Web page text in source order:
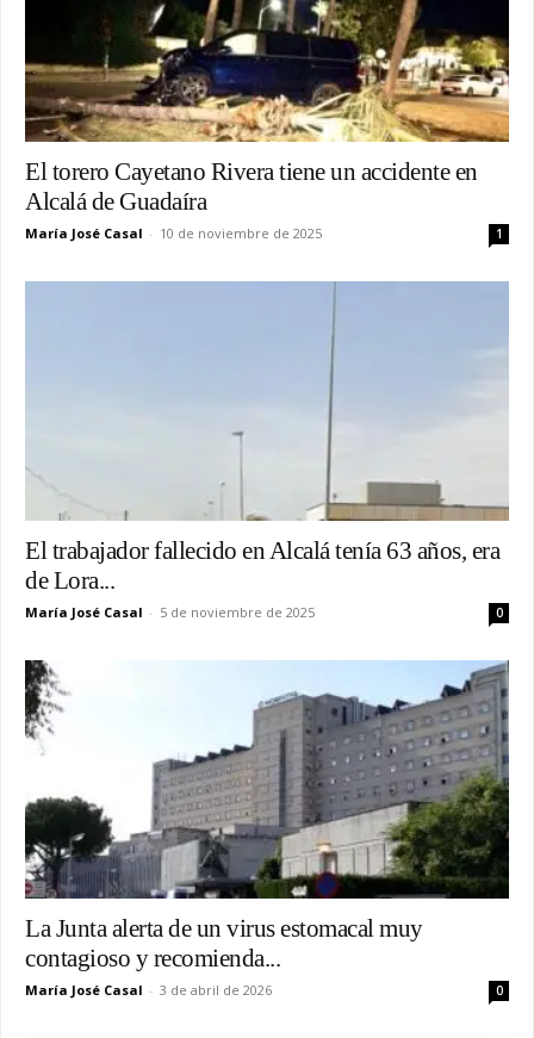
El torero Cayetano Rivera tiene un accidente en
Alcalá de Guadaíra
María José Casal - 10 de noviembre de 2025 1
El trabajador fallecido en Alcalá tenía 63 años, era
de Lora...
María José Casal - 5 de noviembre de 2025 0
La Junta alerta de un virus estomacal muy
contagioso y recomienda...
María José Casal - 3 de abril de 2026 0